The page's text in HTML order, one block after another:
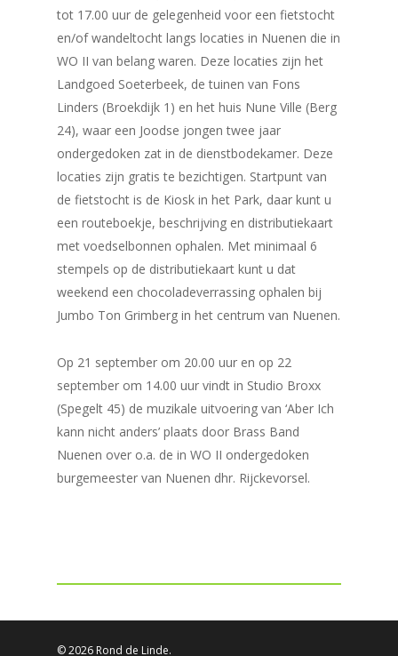
tot 17.00 uur de gelegenheid voor een fietstocht
en/of wandeltocht langs locaties in Nuenen die in
WO II van belang waren. Deze locaties zijn het
Landgoed Soeterbeek, de tuinen van Fons
Linders (Broekdijk 1) en het huis Nune Ville (Berg
24), waar een Joodse jongen twee jaar
ondergedoken zat in de dienstbodekamer. Deze
locaties zijn gratis te bezichtigen. Startpunt van
de fietstocht is de Kiosk in het Park, daar kunt u
een routeboekje, beschrijving en distributiekaart
met voedselbonnen ophalen. Met minimaal 6
stempels op de distributiekaart kunt u dat
weekend een chocoladeverrassing ophalen bij
Jumbo Ton Grimberg in het centrum van Nuenen.
Op 21 september om 20.00 uur en op 22
september om 14.00 uur vindt in Studio Broxx
(Spegelt 45) de muzikale uitvoering van ‘Aber Ich
kann nicht anders’ plaats door Brass Band
Nuenen over o.a. de in WO II ondergedoken
burgemeester van Nuenen dhr. Rijckevorsel.
© 2026 Rond de Linde.